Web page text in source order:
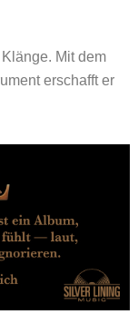
Mit dem
erschafft er